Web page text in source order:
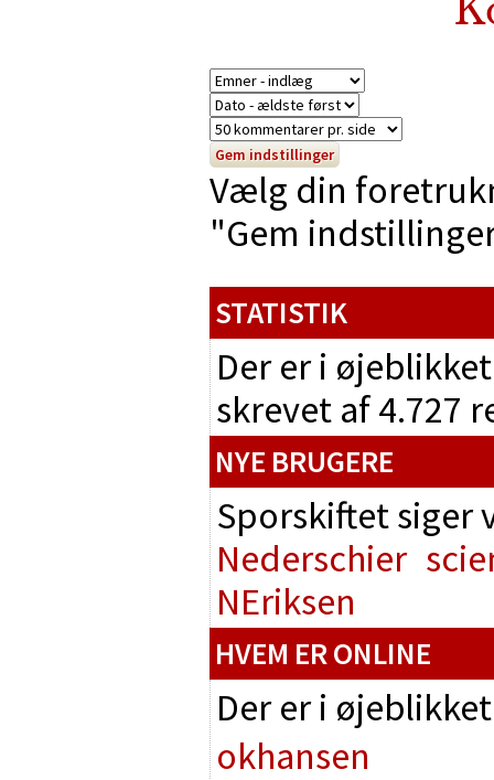
Vælg din
"Gem
STATISTIK
Der er i
skrevet af 4.727
NYE BRUGERE
Sporskiftet
Nederschier
NEriksen
HVEM ER ONLINE
Der er i
okhansen